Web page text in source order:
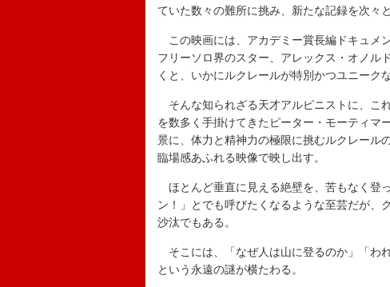
ていた数々の難所に挑み、新たな記録を次々
この映画には、アカデミー賞長編ドキュメ
フリーソロ界のスター、アレックス・オノル
くと、いかにルクレールが特別かつユニーク
そんな知られざる天才アルピニストに、こ
を数多く手掛けてきたピーター・モーティマ
景に、体力と精神力の極限に挑むルクレール
臨場感あふれる映像で映し出す。
ほとんど垂直に見える絶壁を、苦もなく登
ン！」とでも呼びたくなるような至芸だが、
沙汰でもある。
そこには、「なぜ人は山に登るのか」「わ
という永遠の謎が横たわる。